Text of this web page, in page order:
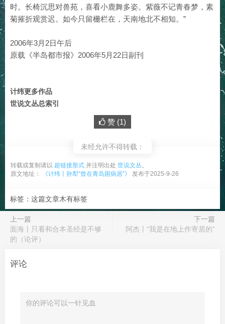
时。长椅沉思对兽苑，喜看小鹿舞多姿。紫薇不记青春梦，素
菊摧折观赏迟。如今只留栅栏在，天南地北不相知。”
2006年3月2日午后
原载《半岛都市报》2006年5月22日副刊
计纬更多作品
世说文丛总索引
赞 (1)
未经允许不得转载：
转载或复制请以 超链接形式 并注明出处 世说文丛。
原文地址：
《计纬丨孙犁“曾在青岛困病居”》 发布于2025-9-26
标签：这篇文章木有标签
上一篇
面海丨只看和合本圣经是不够
的（论评）
下一篇
阿杰丨“我是在地上作寄居的”
评论